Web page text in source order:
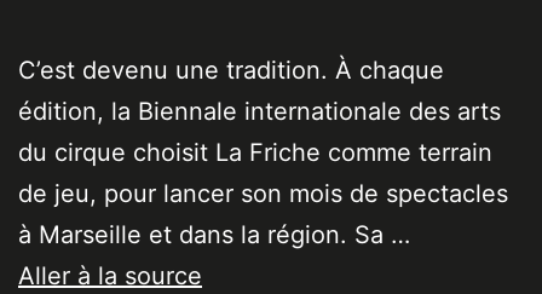
C’est devenu une tradition. À chaque
édition, la Biennale internationale des arts
du cirque choisit La Friche comme terrain
de jeu, pour lancer son mois de spectacles
à Marseille et dans la région. Sa …
Aller à la source